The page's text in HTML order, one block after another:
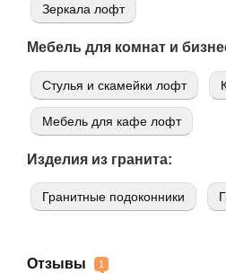
Зеркала лофт
Мебель для комнат и
Стулья и скамейки лофт
Мебель для кафе лофт
Изделия из гранита:
Гранитные подоконники
Отзывы 1